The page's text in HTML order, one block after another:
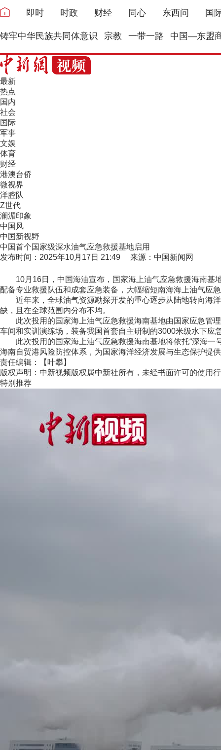
即时 时政 财经 同心 东西问 国
铸牢中华民族共同体意识 宗教 一带一路 中国—东盟
最新
热点
国内
社会
国际
军事
文娱
体育
财经
港澳台侨
微视界
洋腔队
Z世代
澜湄印象
中国风
中国新视野
中国首个国家级深水油气应急救援基地启用
发布时间：2025年10月17日 21:49 来源：中国新闻网
10月16日，中国海油宣布，国家海上油气应急救援海南基
配备专业救援队伍和成套应急装备，大幅缩短南海海上油气应
近年来，全球油气资源勘探开发的重心逐步从陆地转向海洋
缺，且在全球范围内分布不均。
此次投用的国家海上油气应急救援海南基地由国家应急管理
车间和实训演练场，装备我国首套自主研制的3000米级水下
此次投用的国家海上油气应急救援海南基地将依托“深海一
海南自贸港风险防控体系，为国家海洋经济发展与生态保护提
责任编辑：【叶攀】
版权声明：中新视频版权属中新社所有，未经书面许可的使用
特别推荐